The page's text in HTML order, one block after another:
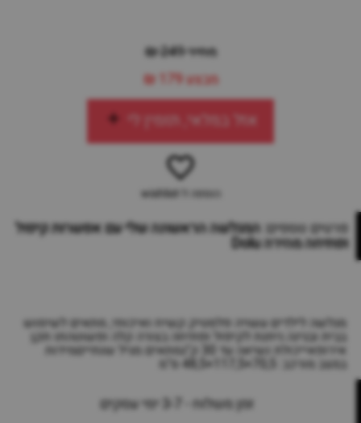
מחיר 249 ₪
מבצע179 ₪
אזל במלאי, תזמין לי
הוספה ל-wishlist
פרטים נוספים:המגלשה הראשונה שלי עם אפשרות קיפול
ופתיחה מהירה Dolu
מגלשה לילדים עשויה פלסטיק קשיח ואיכותי, מתאים לשימוש
בבית ובגינה.ניתנת לקיפול ופתיחה בצורה קלה ופשוטהתו תקן
אירופאייכולת נשיאה עד 30 ק"גמתאים מגיל שנתייםמידות
במצב מורכב: 70,5×117,5×48,5 ס"מ
זמן משלוח - 3-7 ימי עסקים